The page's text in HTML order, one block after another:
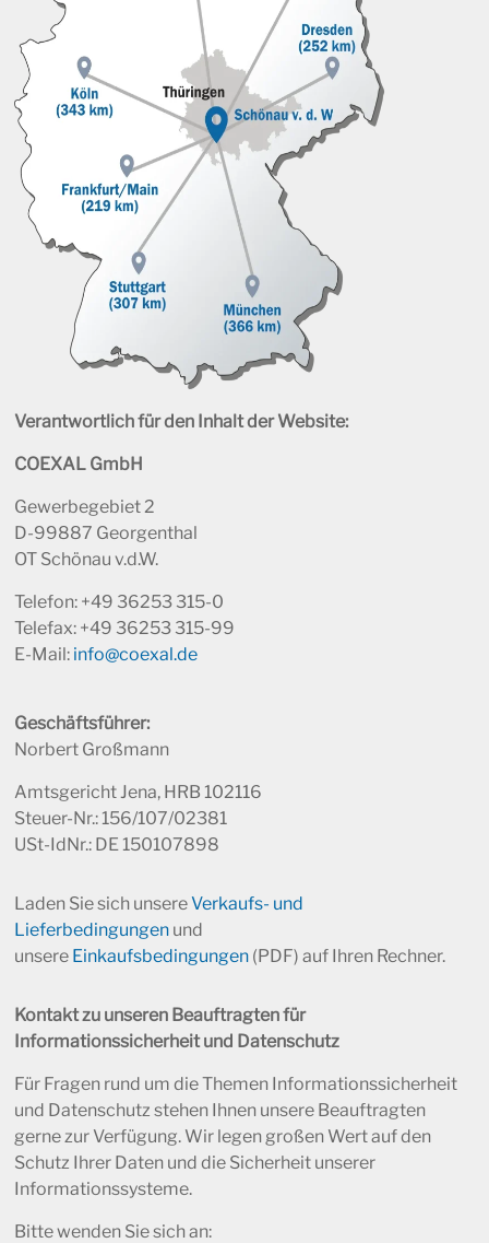
Verantwortlich für den Inhalt der Website:
COEXAL GmbH
Gewerbegebiet 2
D-99887 Georgenthal
OT Schönau v.d.W.
Telefon: +49 36253 315-0
Telefax: +49 36253 315-99
E-Mail: info@coexal.de
Geschäftsführer:
Norbert Großmann
Amtsgericht Jena, HRB 102116
Steuer-Nr.: 156/107/02381
USt-IdNr.: DE 150107898
Laden Sie sich unsereVerkaufs- und
Lieferbedingungen und
unsere Einkaufsbedingungen (PDF) auf Ihren Rechner.
Kontakt zu unseren Beauftragten für
Informationssicherheit und Datenschutz
Für Fragen rund um die Themen Informationssicherheit
und Datenschutz stehen Ihnen unsere Beauftragten
gerne zur Verfügung. Wir legen großen Wert auf den
Schutz Ihrer Daten und die Sicherheit unserer
Informationssysteme.
Bitte wenden Sie sich an: